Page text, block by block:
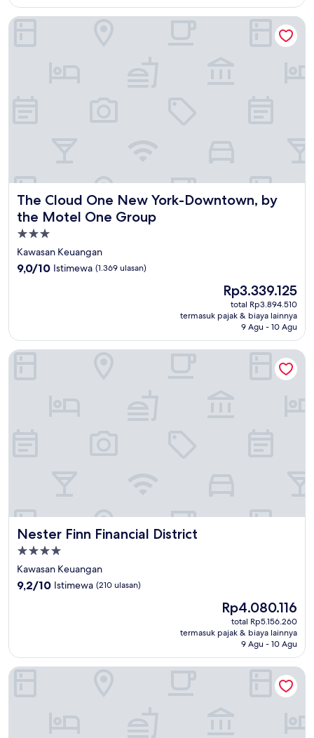
The Cloud One New York-Downtown, by
the Motel One Group
The Cloud One New York-Downtown, by the Motel One
Properti
bintang
3.0
Kawasan Keuangan
9.0
9,0/10 Istimewa (1.369 ulasan)
Harga
sekarang
Rp3.339.125
Rp3.339.125
total Rp3.894.510
termasuk pajak & biaya lainnya
9 Agu - 10 Agu
The Cloud One New York-Downtown, by the Motel One
Nester Finn Financial District
Nester Finn Financial District
Properti
bintang
4.0
Kawasan Keuangan
9.2
9,2/10 Istimewa (210 ulasan)
Harga
sekarang
Rp4.080.116
Rp4.080.116
total Rp5.156.260
termasuk pajak & biaya lainnya
9 Agu - 10 Agu
Nester Finn Financial District
Hampton Inn Manhattan/Downtown-Financial District